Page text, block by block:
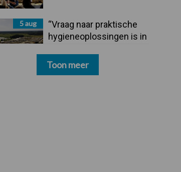
5 aug
“Vraag naar praktische
hygieneoplossingen is in
Toon meer